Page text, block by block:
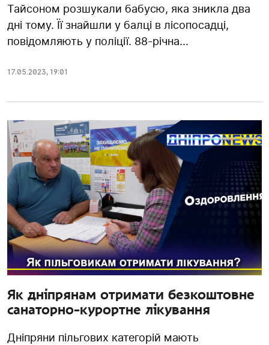
Тайсоном розшукали бабусю, яка зникла два
дні тому. Її знайшли у балці в лісопосадці,
повідомляють у поліції. 88-річна...
17.05.2023, 19:01
Як дніпрянам отримати безкоштовне
санаторно-курортне лікування
Дніпряни пільгових категорій мають